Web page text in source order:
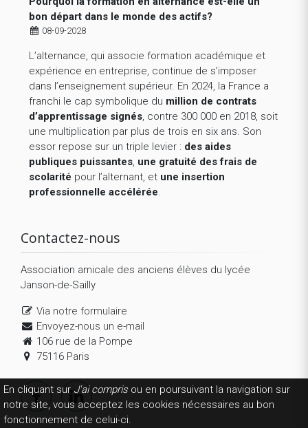
En cliquant sur J'ai comprisou en poursuivant la navigation sur
notre site, vous acceptez les cookies nécessaires au bon
fonctionnement de celui-ci.
bon départ dans le monde des actifs?
08-09-2028
L’alternance, qui associe formation académique et
expérience en entreprise, continue de s’imposer
dans l’enseignement supérieur. En 2024, la France a
franchi le cap symbolique du million de contrats
d’apprentissage signés, contre 300 000 en 2018, soit
une multiplication par plus de trois en six ans. Son
essor repose sur un triple levier : des aides
publiques puissantes, une gratuité des frais de
scolarité pour l’alternant, et une insertion
professionnelle accélérée.
Contactez-nous
Association amicale des anciens élèves du lycée
Janson-de-Sailly
Via notre formulaire
Envoyez-nous un e-mail
106 rue de la Pompe
75116 Paris